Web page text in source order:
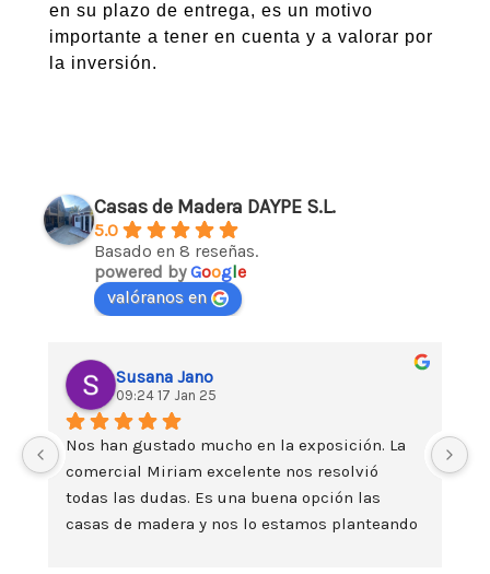
en su plazo de entrega, es un motivo
importante a tener en cuenta y a valorar por
la inversión.
Casas de Madera DAYPE S.L.
5.0
Basado en 8 reseñas.
powered byGoogle
valóranos en
Susana Jano
09:24 17 Jan 25
Nos han gustado mucho en la exposición. La
comercial Miriam excelente nos resolvió
todas las dudas. Es una buena opción las
casas de madera y nos lo estamos planteando